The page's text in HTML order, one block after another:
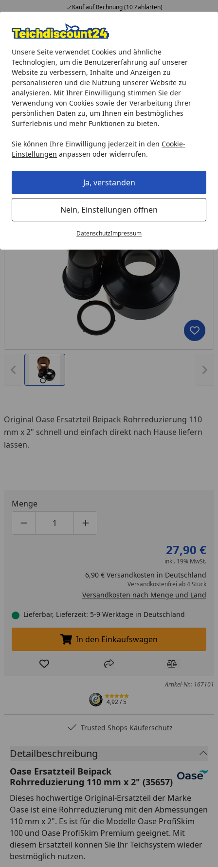
Unsere Seite verwendet Cookies und ähnliche
Technologien, um die Benutzererfahrung auf unserer
Website zu verbessern, Inhalte und Anzeigen zu
personalisieren und die Nutzung unserer Website zu
analysieren. Mit Ihrer Einwilligung stimmen Sie der
Verwendung von Cookies sowie der Verarbeitung Ihrer
persönlichen Daten zu, um Ihnen ein bestmögliches
Surferlebnis und mehr Funktionen zu bieten.
Sie können Ihre Einwilligung jederzeit in den Cookie-
Einstellungen anpassen oder widerrufen.
Ja, verstanden
Nein, Einstellungen öffnen
DatenschutzImpressum
Kauf auf Rechnung (10 Zahlarten)
Alle Produkte
Mein Konto
Suchen
Startseite
Oase Ersatzteil Beipack Rohrreduzierung 110 mm x 2"
Oase Ersatzteil Beipack
Rohrreduzierung 110 mm x 2"
(35657)
Vorheriges Bild anzeigen
Original Oase Ersatzteil Beipack Rohrreduzierung 110
mm x 2" schnell und einfach direkt nach Hause liefern
lassen.
Menge
Produktmenge um eins verringern
Produktmenge manuell eingeben
Produktmenge um eins erhöhen
27,90 €
inkl. 19% MwSt.
6,90 € Versandkosten in Deutschland
Versandkostenfrei ab 4 Stück
Versandkosten nach Menge und Land
Lieferbar, Lieferzeit: 5-9 Werktage in Deutschland
In den Einkaufswagen legen
In den Einkaufswagen
Produkt zur Wunschliste hinzufügen
Teilen Produkt
Artikel-Nr.: 167101
4,92/ 5
Trusted Shops Käuferschutz
Detailbeschreibung
Oase Ersatzteil Beipack
Rohrreduzierung 110 mm x 2" (35657)
Dieses hochwertige Original-Ersatzteil der Marke
Oase ist eine Rohrreduzierung mit den Abmessungen
110 mm x 2". Es ist für die Modelle Oase ProfiSkim
100 und Oase ProfiSkim Premium geeignet. Mit
diesem Ersatzteil können Sie Ihr Teichsystem wieder
bestmöglich nutzen.